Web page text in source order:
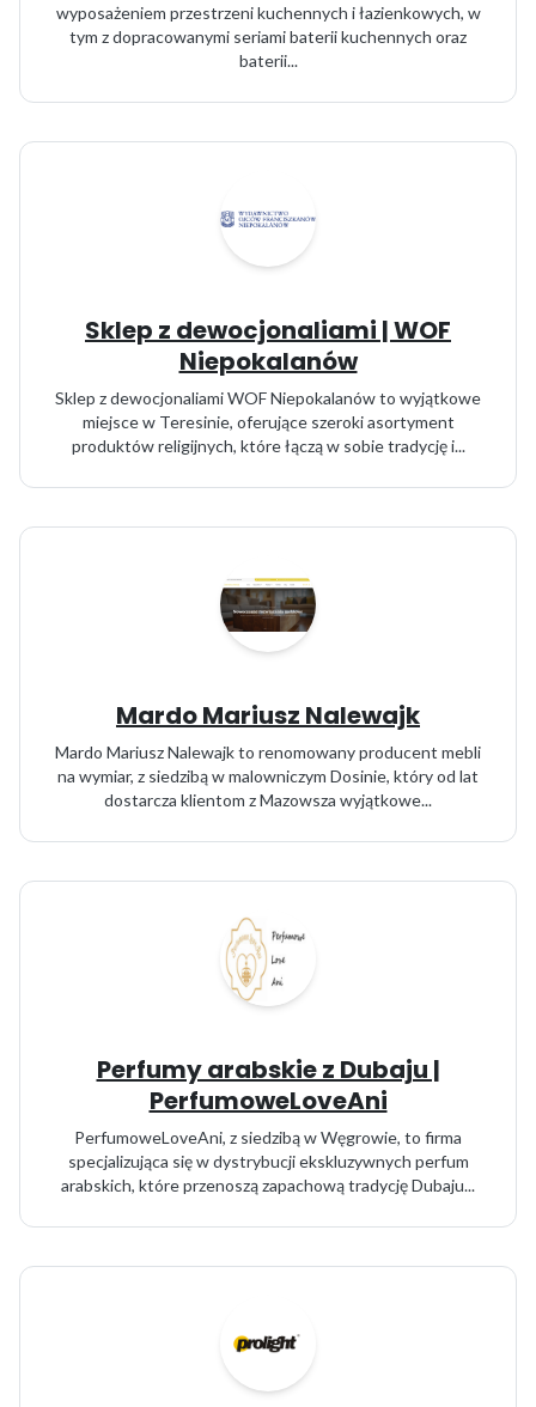
wyposażeniem przestrzeni kuchennych i łazienkowych, w
tym z dopracowanymi seriami baterii kuchennych oraz
baterii...
Sklep z dewocjonaliami | WOF
Niepokalanów
Sklep z dewocjonaliami WOF Niepokalanów to wyjątkowe
miejsce w Teresinie, oferujące szeroki asortyment
produktów religijnych, które łączą w sobie tradycję i...
Mardo Mariusz Nalewajk
Mardo Mariusz Nalewajk to renomowany producent mebli
na wymiar, z siedzibą w malowniczym Dosinie, który od lat
dostarcza klientom z Mazowsza wyjątkowe...
Perfumy arabskie z Dubaju |
PerfumoweLoveAni
PerfumoweLoveAni, z siedzibą w Węgrowie, to firma
specjalizująca się w dystrybucji ekskluzywnych perfum
arabskich, które przenoszą zapachową tradycję Dubaju...